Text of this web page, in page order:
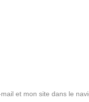
et mon site dans le